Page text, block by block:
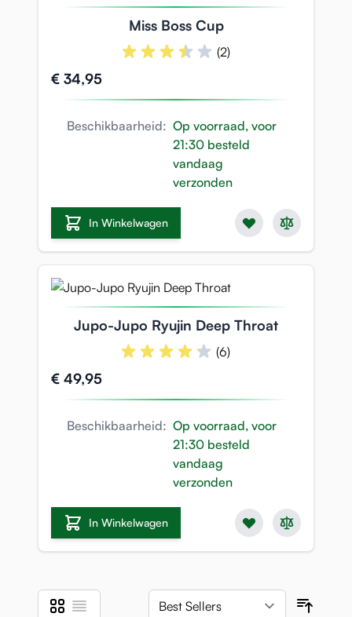
Miss Boss Cup
(2)
€ 34,95
Beschikbaarheid: Op voorraad, voor
21:30 besteld
vandaag
verzonden
In Winkelwagen
Jupo-Jupo Ryujin Deep Throat
(6)
€ 49,95
Beschikbaarheid: Op voorraad, voor
21:30 besteld
vandaag
verzonden
In Winkelwagen
Tonen als
Foto-tabel
Lijst